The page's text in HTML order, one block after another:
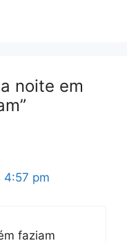
noite em
4:57 pm
faziam